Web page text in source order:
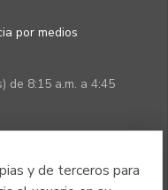
y de terceros para
por medios
de 8:15 a.m. a 4:45